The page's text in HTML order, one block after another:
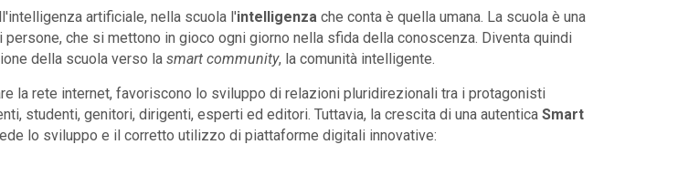
artificiale, nella scuola l'intelligenza che conta è quella umana. La scuola è una
persone, che si mettono in gioco ogni giorno nella sfida della conoscenza. Diventa quindi
della scuola verso la smart community, la comunità intelligente.
la rete internet, favoriscono lo sviluppo di relazioni pluridirezionali tra i protagonisti
studenti, genitori, dirigenti, esperti ed editori. Tuttavia, la crescita di una autentica Smart
lo sviluppo e il corretto utilizzo di piattaforme digitali innovative: